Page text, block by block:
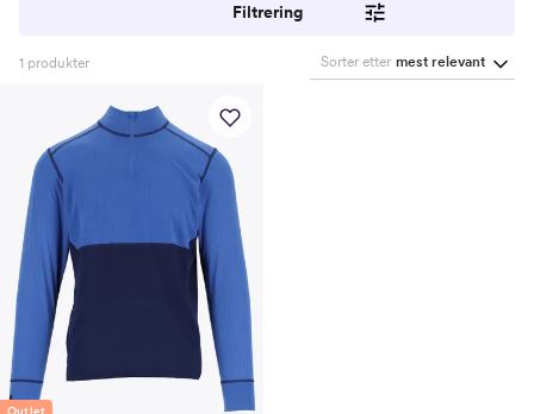
Filtrering
1 produkter Sorter etter mest relevant
Outlet